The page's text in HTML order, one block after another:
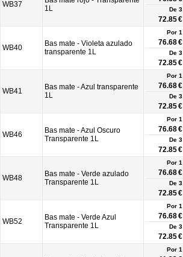
WB37
1L
De 3
72.85 €
WB40
Bas mate - Violeta azulado
transparente 1L
Por 1
76.68 €
De 3
72.85 €
WB41
Bas mate - Azul transparente
1L
Por 1
76.68 €
De 3
72.85 €
WB46
Bas mate - Azul Oscuro
Transparente 1L
Por 1
76.68 €
De 3
72.85 €
WB48
Bas mate - Verde azulado
Transparente 1L
Por 1
76.68 €
De 3
72.85 €
WB52
Bas mate - Verde Azul
Transparente 1L
Por 1
76.68 €
De 3
72.85 €
Por 1